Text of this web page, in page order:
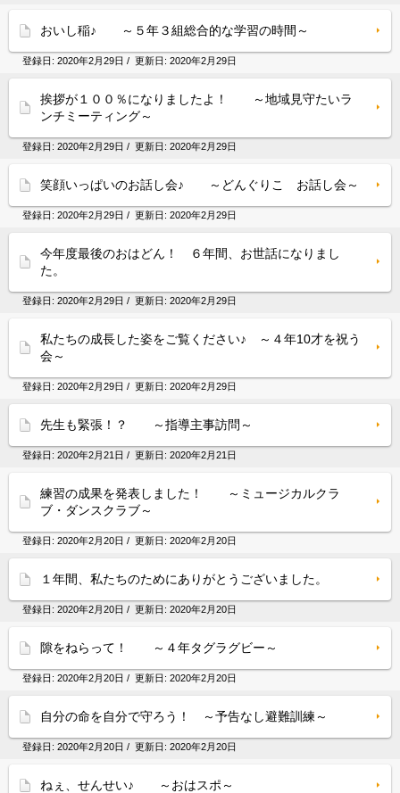
おいし稲♪ ～５年３組総合的な学習の時間～
登録日: 2020年2月29日 / 更新日: 2020年2月29日
挨拶が１００％になりましたよ！ ～地域見守たいラ
ンチミーティング～
登録日: 2020年2月29日 / 更新日: 2020年2月29日
笑顔いっぱいのお話し会♪ ～どんぐりこ お話し会～
登録日: 2020年2月29日 / 更新日: 2020年2月29日
今年度最後のおはどん！ ６年間、お世話になりまし
た。
登録日: 2020年2月29日 / 更新日: 2020年2月29日
私たちの成長した姿をご覧ください♪ ～４年10才を祝う
会～
登録日: 2020年2月29日 / 更新日: 2020年2月29日
先生も緊張！？ ～指導主事訪問～
登録日: 2020年2月21日 / 更新日: 2020年2月21日
練習の成果を発表しました！ ～ミュージカルクラ
ブ・ダンスクラブ～
登録日: 2020年2月20日 / 更新日: 2020年2月20日
１年間、私たちのためにありがとうございました。
登録日: 2020年2月20日 / 更新日: 2020年2月20日
隙をねらって！ ～４年タグラグビー～
登録日: 2020年2月20日 / 更新日: 2020年2月20日
自分の命を自分で守ろう！ ～予告なし避難訓練～
登録日: 2020年2月20日 / 更新日: 2020年2月20日
ねぇ、せんせい♪ ～おはスポ～